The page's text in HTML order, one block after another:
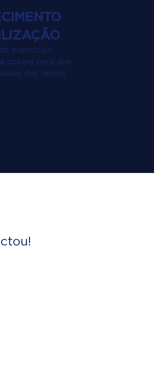
exercícios
coluna para que
dos discos